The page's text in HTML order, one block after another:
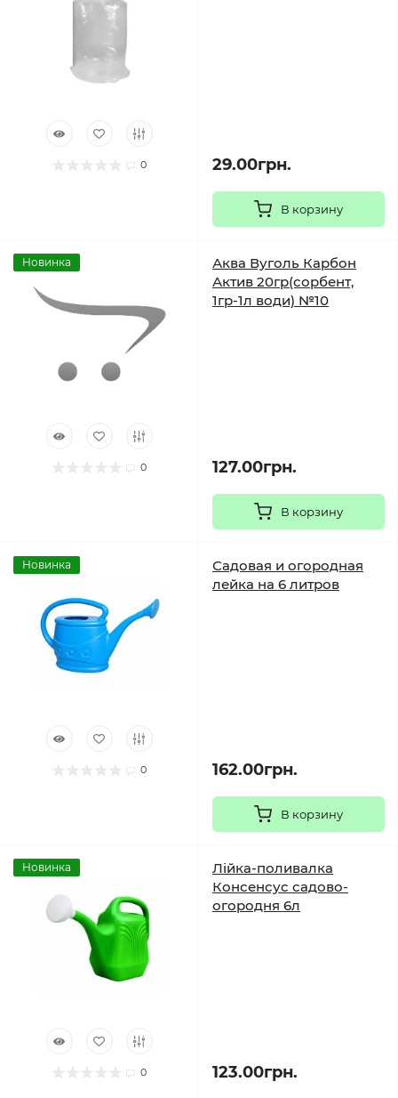
0 29.00грн.
В корзину
Новинка
0
Аква Вуголь Карбон
Актив 20гр(сорбент,
1гр-1л води) №10
127.00грн.
В корзину
Новинка
0
Садовая и огородная
лейка на 6 литров
162.00грн.
В корзину
Новинка
0
Лійка-поливалка
Консенсус садово-
огородня 6л
123.00грн.